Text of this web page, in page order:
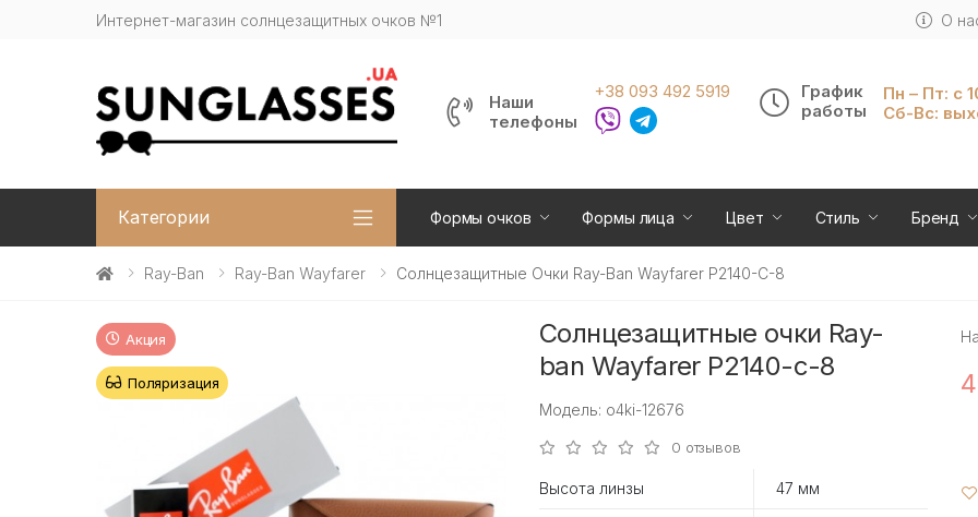
Интернет-магазин солнцезащитных очков №1 О
Наши
телефоны
+38 093 492 5919
График
работы
Пн – Пт: с
Сб-Вс:
Категории Формы очков Формы лица Цвет Стиль Бренд
Ray-Ban Ray-Ban Wayfarer Солнцезащитные Очки Ray-Ban Wayfarer P2140-C-8
Акция
Поляризация
Солнцезащитные очки Ray-
ban Wayfarer P2140-c-8
Модель: o4ki-12676
0 отзывов
Высота линзы 47 мм